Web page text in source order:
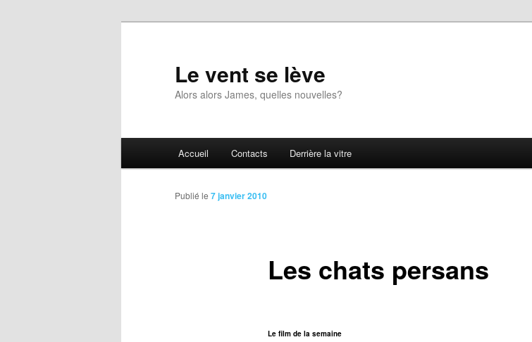
Le vent se lève
Alors alors James, quelles nouvelles?
Accueil Contacts Derrière la vitre
Les chats persans
Publié le 7 janvier 2010
Le film de la semaine